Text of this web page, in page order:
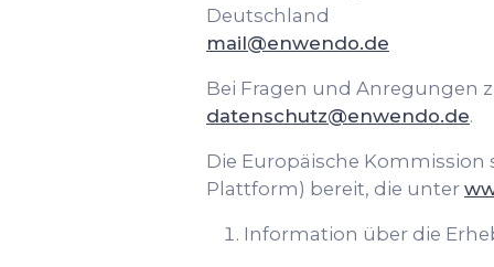
Deutschland
mail@enwendo.de
Bei Fragen und Anregungen
datenschutz@enwendo.de.
Die Europäische
Plattform) bereit, die unter
Information über die